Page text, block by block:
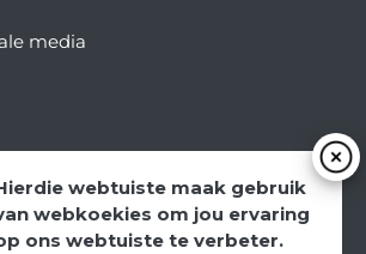
webtuiste maak gebruik
webkoekies om jou ervaring
ons webtuiste te verbeter.
media
NUUSBRIEF
e-poslys om die nuutste nuus en